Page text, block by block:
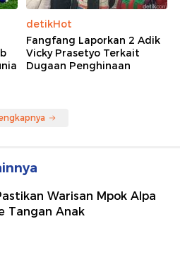
detikHot
Fangfang Laporkan 2 Adik
Vicky Prasetyo Terkait
Dugaan Penghinaan
Warisan Mpok Alpa
Tangan Anak